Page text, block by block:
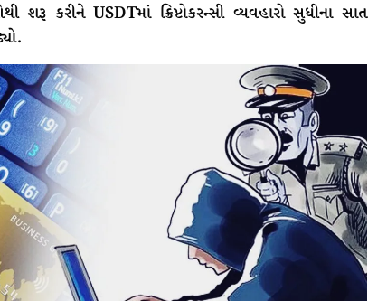
શરૂ કરીને USDTમાં ક્રિપ્ટોકરન્સી વ્યવહારો સુધીના સાત